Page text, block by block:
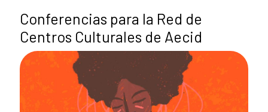
Conferencias para la Red de
Centros Culturales de Aecid